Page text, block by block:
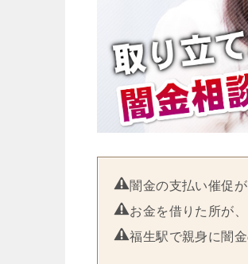
闇金の支払い催促
お金を借りた所が
福生駅で親身に闇